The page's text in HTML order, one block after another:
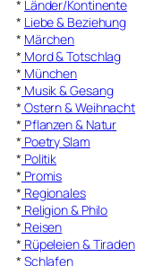
* Länder/Kontinente
* Liebe & Beziehung
* Märchen
* Mord & Totschlag
* München
* Musik & Gesang
* Ostern & Weihnacht
* Pflanzen & Natur
* Poetry Slam
* Politik
* Promis
* Regionales
* Religion & Philo
* Reisen
* Rüpeleien & Tiraden
* Schlafen